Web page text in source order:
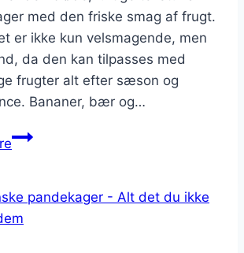
med den friske smag af frugt.
er ikke kun velsmagende, men
da den kan tilpasses med
frugter alt efter sæson og
Bananer, bær og…
Tykke
frugt